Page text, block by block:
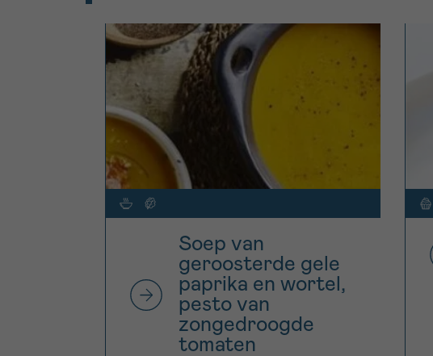
Soep van
geroosterde gele
paprika en wortel,
pesto van
zongedroogde
tomaten